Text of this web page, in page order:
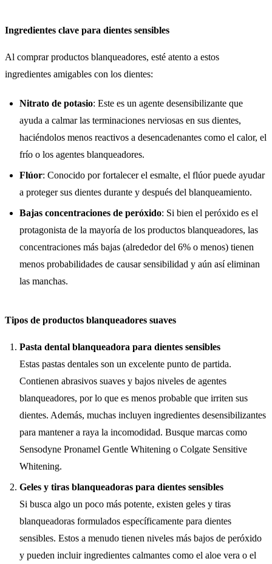
Ingredientes clave para dientes sensibles
Al comprar productos blanqueadores, esté atento a estos
ingredientes amigables con los dientes:
Nitrato de potasio: Este es un agente desensibilizante que
ayuda a calmar las terminaciones nerviosas en sus dientes,
haciéndolos menos reactivos a desencadenantes como el calor, el
frío o los agentes blanqueadores.
Flúor: Conocido por fortalecer el esmalte, el flúor puede ayudar
a proteger sus dientes durante y después del blanqueamiento.
Bajas concentraciones de peróxido: Si bien el peróxido es el
protagonista de la mayoría de los productos blanqueadores, las
concentraciones más bajas (alrededor del 6% o menos) tienen
menos probabilidades de causar sensibilidad y aún así eliminan
las manchas.
Tipos de productos blanqueadores suaves
Pasta dental blanqueadora para dientes sensibles
Estas pastas dentales son un excelente punto de partida.
Contienen abrasivos suaves y bajos niveles de agentes
blanqueadores, por lo que es menos probable que irriten sus
dientes. Además, muchas incluyen ingredientes desensibilizantes
para mantener a raya la incomodidad. Busque marcas como
Sensodyne Pronamel Gentle Whitening o Colgate Sensitive
Whitening.
Geles y tiras blanqueadoras para dientes sensibles
Si busca algo un poco más potente, existen geles y tiras
blanqueadoras formulados específicamente para dientes
sensibles. Estos a menudo tienen niveles más bajos de peróxido
y pueden incluir ingredientes calmantes como el aloe vera o el